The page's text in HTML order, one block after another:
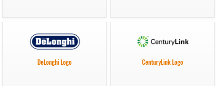
DeLonghi Logo CenturyLink Logo